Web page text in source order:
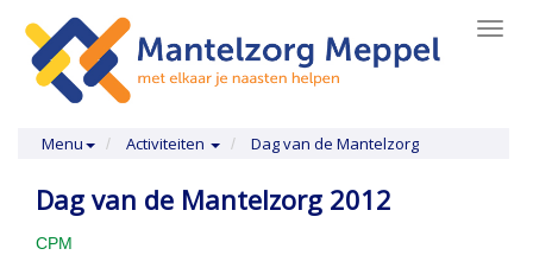
Menu Activiteiten Dag van de Mantelzorg
Dag van de Mantelzorg 2012
CPM